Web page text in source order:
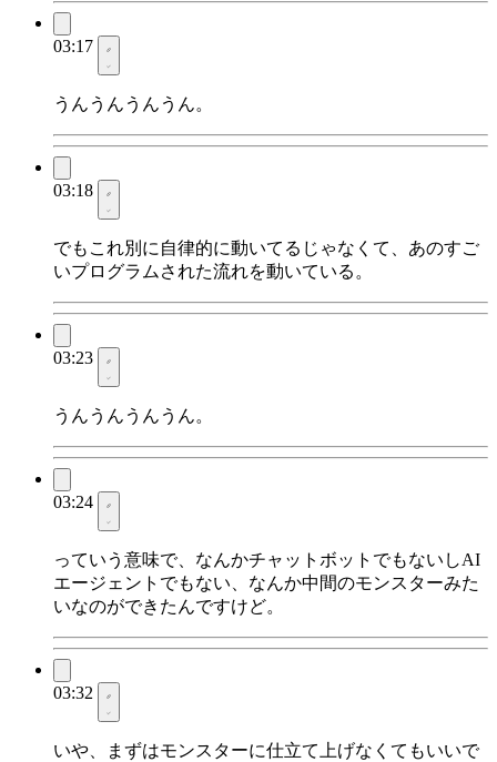
03:17
うんうんうんうん。
03:18
でもこれ別に自律的に動いてるじゃなくて、あのすご
いプログラムされた流れを動いている。
03:23
うんうんうんうん。
03:24
っていう意味で、なんかチャットボットでもないしAI
エージェントでもない、なんか中間のモンスターみた
いなのができたんですけど。
03:32
いや、まずはモンスターに仕立て上げなくてもいいで